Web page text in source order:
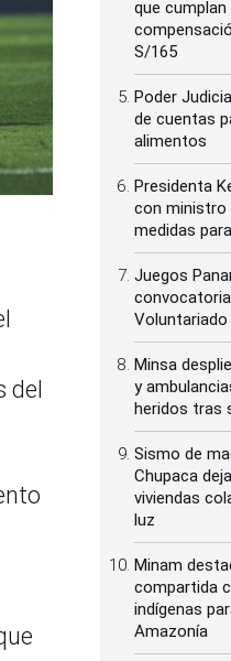
del
que cumplan
S/165
Poder
de cuentas
alimentos
Presidenta
con ministro
medidas
Juegos
Voluntariado
Minsa
y
heridos tras
Sismo de
Chupaca
viviendas
luz
Minam
compartida
indígenas
Amazonía